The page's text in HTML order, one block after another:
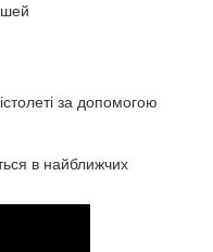
за допомогою
в найближчих